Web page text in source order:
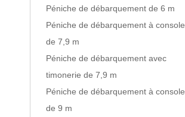
Péniche de débarquement de 6 m
Péniche de débarquement à console
de 7,9 m
Péniche de débarquement avec
timonerie de 7,9 m
Péniche de débarquement à console
de 9 m